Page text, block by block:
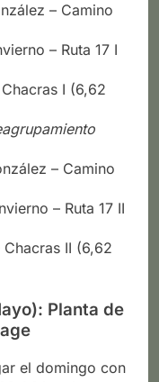
– Camino
– Ruta 17 I
Chacras I (6,62
– Camino
– Ruta 17 II
Chacras II (6,62
Planta de
el domingo con